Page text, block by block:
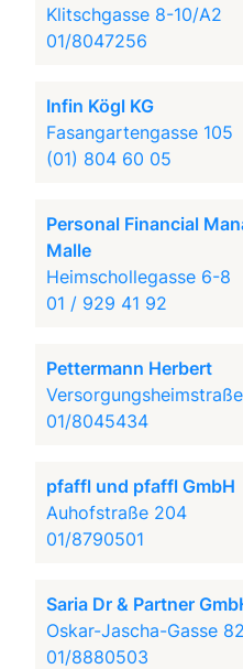
Klitschgasse 8-10/A2
01/8047256
Infin Kögl KG
Fasangartengasse 105
(01) 804 60 05
Personal Financial
Malle
Heimschollegasse 6-8
01 / 929 41 92
Pettermann Herbert
01/8045434
pfaffl und pfaffl GmbH
Auhofstraße 204
01/8790501
Saria Dr & Partner
Oskar-Jascha-Gasse 82
01/8880503